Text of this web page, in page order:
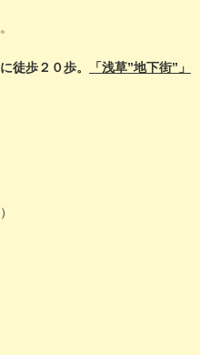
徒歩２０歩。
「浅草”地下街”」